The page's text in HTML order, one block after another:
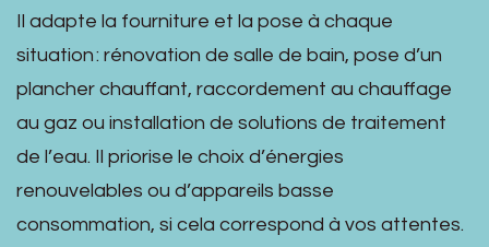
Il adapte la fourniture et la pose à chaque
situation : rénovation de salle de bain, pose d’un
plancher chauffant, raccordement au chauffage
au gaz ou installation de solutions de traitement
de l’eau. Il priorise le choix d’énergies
renouvelables ou d’appareils basse
consommation, si cela correspond à vos attentes.